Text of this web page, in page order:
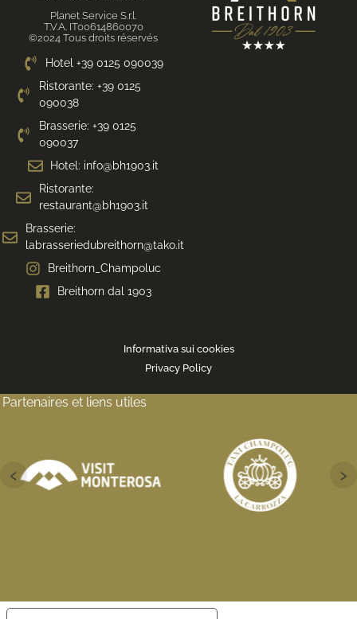
Planet Service S.r.l.
T.V.A. IT00614860070
©2024 Tous droits réservés
Hotel +39 0125 090039
Ristorante: +39 0125
090038
Brasserie: +39 0125
090037
Hotel: info@bh1903.it
Ristorante:
restaurant@bh1903.it
Brasserie:
labrasseriedubreithorn@tako.it
Breithorn_Champoluc
Breithorn dal 1903
Informativa sui cookies
Privacy Policy
Partenaires et liens utiles
‹ ›